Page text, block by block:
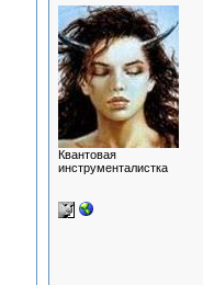
Квантовая
инструменталистка